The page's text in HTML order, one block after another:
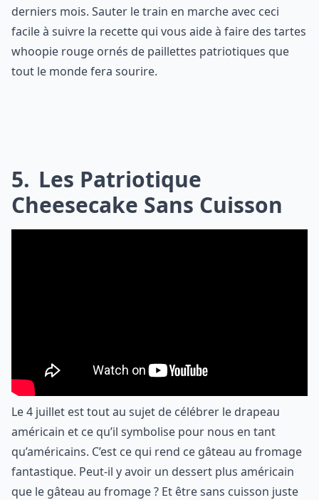
derniers mois. Sauter le train en marche avec ceci
facile à suivre la recette qui vous aide à faire des tartes
whoopie rouge ornés de paillettes patriotiques que
tout le monde fera sourire.
5 Les Patriotique
Cheesecake Sans Cuisson
Le 4 juillet est tout au sujet de célébrer le drapeau
américain et ce qu’il symbolise pour nous en tant
qu’américains. C’est ce qui rend ce gâteau au fromage
fantastique. Peut-il y avoir un dessert plus américain
que le gâteau au fromage ? Et être sans cuisson juste